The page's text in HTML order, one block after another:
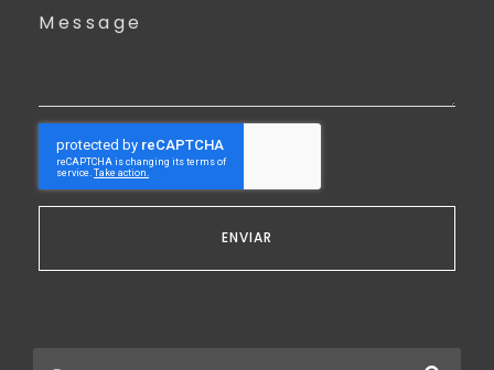
Message
ENVIAR